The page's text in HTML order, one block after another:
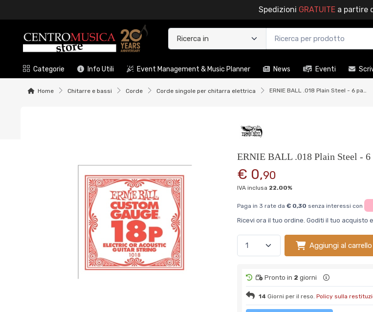
Spedizioni GRATUITEa partire
Categorie Info Utili Event Management & Music Planner News Eventi
Home Chitarre e bassi Corde Corde singole per chitarra elettrica ERNIE BALL .018 Plain Steel - 6 packs
ERNIE BALL .018 Plain Steel - 6
€ 0,90
IVA inclusa 22.00%
Paga in 3 rate da€ 0,30 senza interessi con
Ricevi ora il tuo ordine. Goditi il tuo
Aggiungi al carrello
Pronto in 2 giorni
14 Giorni per il reso.Policy sulla